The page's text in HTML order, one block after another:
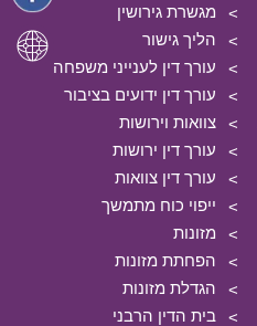
מגשרת גירושין
הליך גישור
עורך דין לענייני משפחה
עורך דין ידועים בציבור
צוואות וירושות
עורך דין ירושות
עורך דין צוואות
ייפוי כוח מתמשך
מזונות
הפחתת מזונות
הגדלת מזונות
בית הדין הרבני